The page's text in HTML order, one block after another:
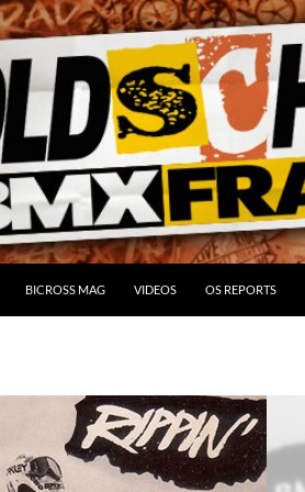
BICROSS MAG VIDEOS OS REPORTS